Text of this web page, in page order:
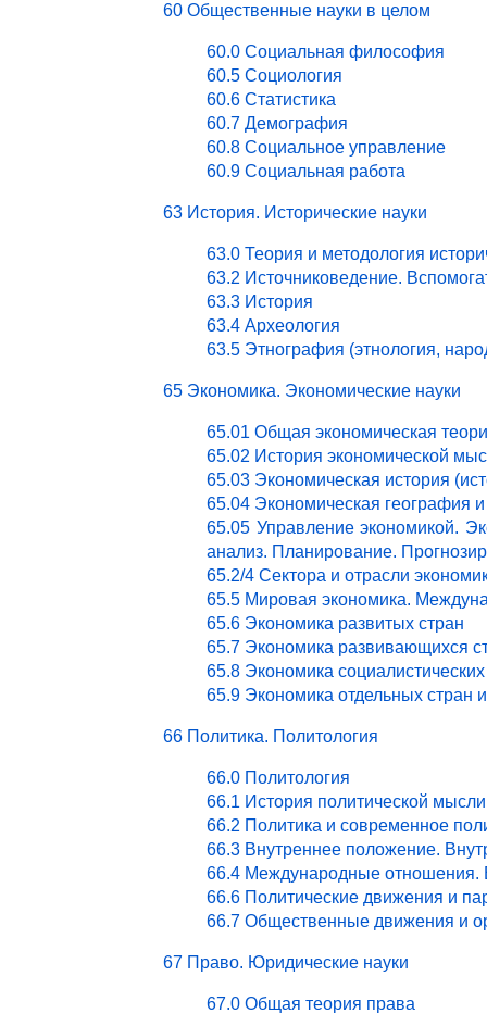
60 Общественные науки в целом
60.0 Социальная философия
60.5 Социология
60.6 Статистика
60.7 Демография
60.8 Социальное управление
60.9 Социальная работа
63 История. Исторические науки
63.0 Теория и методология
63.2 Источниковедение.
63.3 История
63.4 Археология
63.5 Этнография (этнология,
65 Экономика. Экономические науки
65.01 Общая экономическая
65.02 История экономической
65.03 Экономическая история
65.04 Экономическая география
65.05 Управление экономикой.
анализ. Планирование.
65.2/4 Сектора и отрасли
65.5 Мировая экономика.
65.6 Экономика развитых стран
65.7 Экономика развивающихся
65.8 Экономика
65.9 Экономика отдельных стран
66 Политика. Политология
66.0 Политология
66.1 История политической мысли
66.2 Политика и современное
66.3 Внутреннее положение.
66.4 Международные отношения.
66.6 Политические движения и
66.7 Общественные движения и
67 Право. Юридические науки
67.0 Общая теория права